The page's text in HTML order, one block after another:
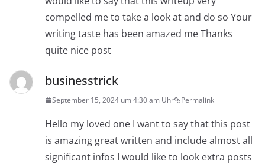
compelled me to take a look at and do so Your
writing taste has been amazed me Thanks
quite nice post
businesstrick
September 15, 2024 um 4:30 am Uhr Permalink
Hello my loved one I want to say that this post
is amazing great written and include almost all
significant infos I would like to look extra posts